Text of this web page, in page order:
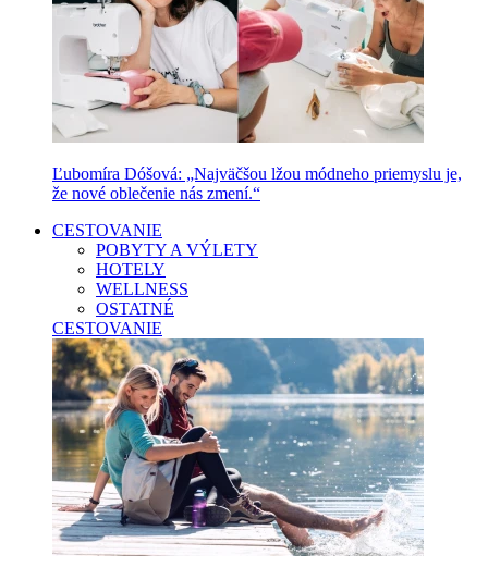
Ľubomíra Dóšová: „Najväčšou lžou módneho priemyslu je,
že nové oblečenie nás zmení.“
CESTOVANIE
POBYTY A VÝLETY
HOTELY
WELLNESS
OSTATNÉ
CESTOVANIE